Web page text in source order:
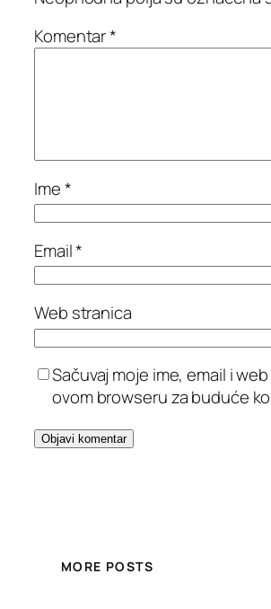
Komentar*
Ime*
Email*
Web stranica
Sačuvaj moje ime, email i
ovom browseru za buduće
MORE POSTS